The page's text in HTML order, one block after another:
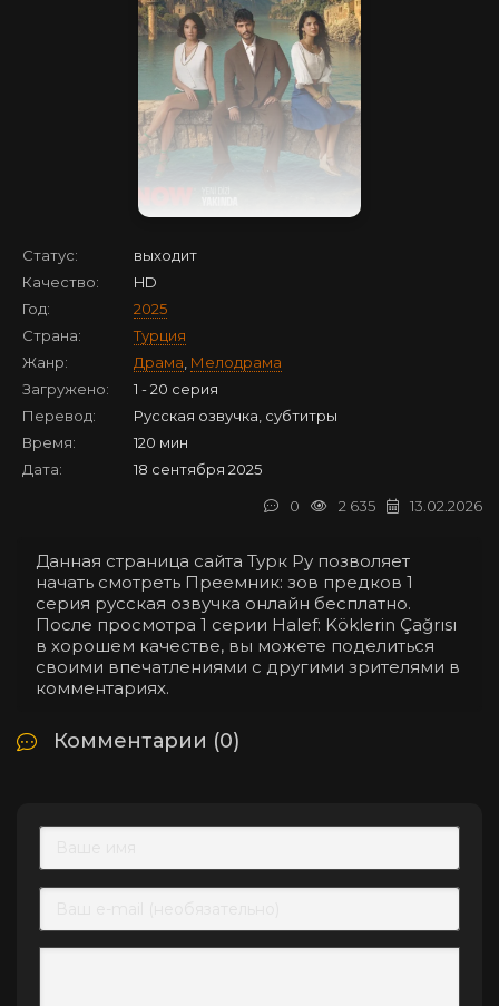
Статус:
выходит
Качество:
HD
Год:
2025
Страна:
Турция
Жанр:
Драма Мелодрама
Загружено:
1 - 20 серия
Перевод:
Русская озвучка, субтитры
Время:
120 мин
Дата:
18 сентября 2025
13.02.2026
2 635
0
Данная страница сайта Турк Ру позволяет
начать смотреть Преемник: зов предков 1
серия русская озвучка онлайн бесплатно.
После просмотра 1 серии Halef: Köklerin Çağrısı
в хорошем качестве, вы можете поделиться
своими впечатлениями с другими зрителями в
комментариях.
Комментарии (0)